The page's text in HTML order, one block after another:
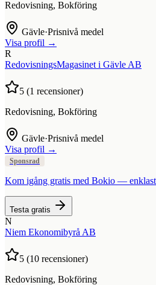
Redovisning, Bokföring
Gävle·Prisnivå medel
Visa profil →
R
RedovisningsMagasinet i Gävle AB
5 (1 recensioner)
Redovisning, Bokföring
Gävle·Prisnivå medel
Visa profil →
Sponsrad
Kom igång gratis med Bokio —
Testa gratis
N
Niem Ekonomibyrå AB
5 (10 recensioner)
Redovisning, Bokföring